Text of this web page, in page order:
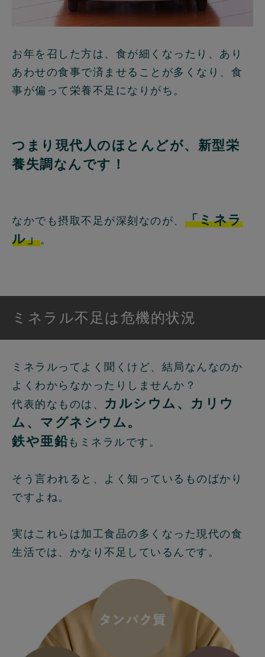
お年を召した方は、食が細くなったり、あり
あわせの食事で済ませることが多くなり、食
事が偏って栄養不足になりがち。
つまり現代人のほとんどが、新型栄
養失調なんです！
なかでも摂取不足が深刻なのが、 「ミネラ
ル」。
ミネラル不足は危機的状況
ミネラルってよく聞くけど、結局なんなのか
よくわからなかったりしませんか？
代表的なものは、
カルシウム、カリウ
ム、マグネシウム。
鉄や亜鉛もミネラルです。
そう言われると、よく知っているものばかり
ですよね。
実はこれらは加工食品の多くなった現代の食
生活では、かなり不足しているんです。